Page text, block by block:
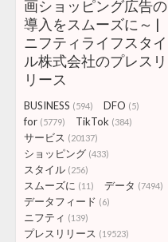
画ショッピング広告の
導入をスムーズに～ |
ニフティライフスタイ
ル株式会社のプレスリ
リース
BUSINESS (594) DFO (5)
for (5779) TikTok (384)
サービス (20137)
ショッピング (433)
スタイル (256)
スムーズに (11) データ (7494)
データフィード (6)
ニフティ (139)
プレスリリース (19523)